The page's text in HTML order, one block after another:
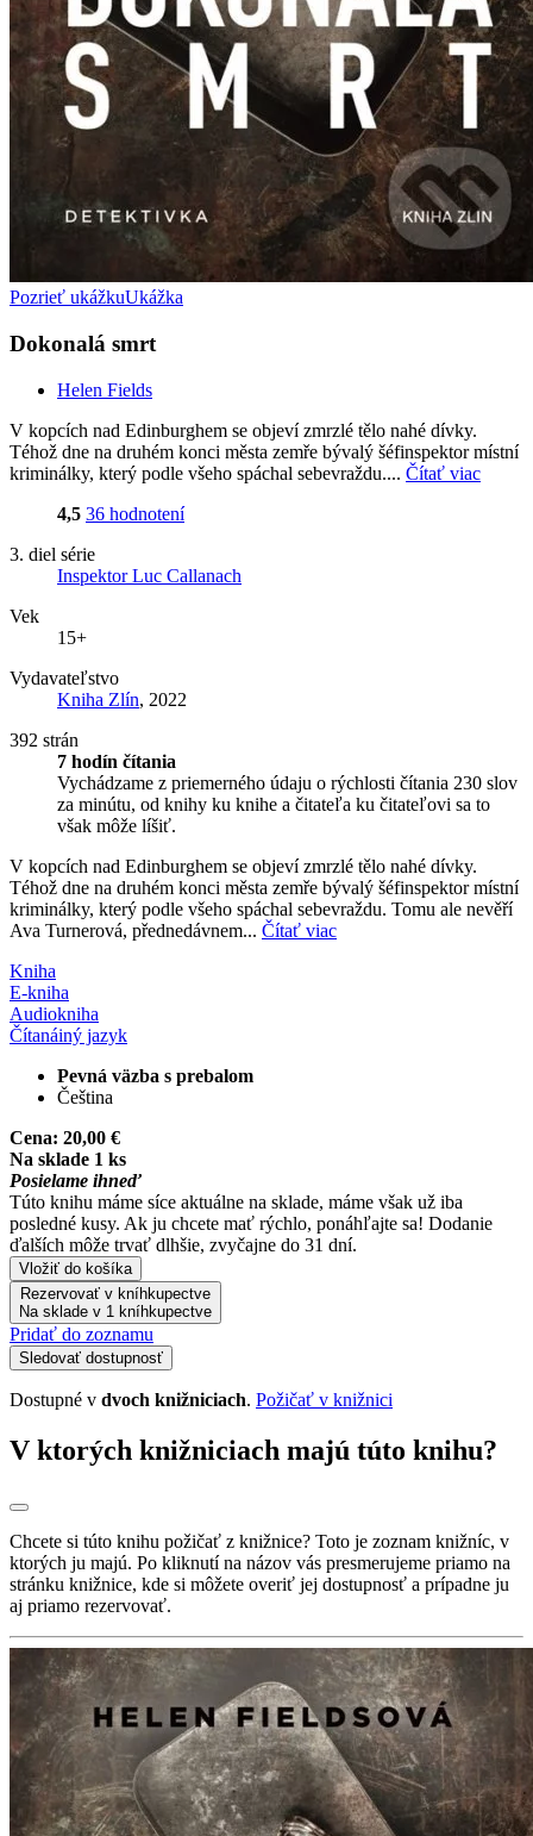
Pozrieť ukážkuUkážka
Dokonalá smrt
Helen Fields
V kopcích nad Edinburghem se objeví zmrzlé tělo nahé dívky.
Téhož dne na druhém konci města zemře bývalý šéfinspektor místní
kriminálky, který podle všeho spáchal sebevraždu.... Čítať viac
4,5 36 hodnotení
3. diel série
Inspektor Luc Callanach
Vek
15+
Vydavateľstvo
Kniha Zlín, 2022
392 strán
7 hodín čítania
Vychádzame z priemerného údaju o rýchlosti čítania 230 slov
za minútu, od knihy ku knihe a čitateľa ku čitateľovi sa to
však môže líšiť.
V kopcích nad Edinburghem se objeví zmrzlé tělo nahé dívky.
Téhož dne na druhém konci města zemře bývalý šéfinspektor místní
kriminálky, který podle všeho spáchal sebevraždu. Tomu ale nevěří
Ava Turnerová, přednedávnem... Čítať viac
Kniha
E-kniha
Audiokniha
Čítanáiný jazyk
Pevná väzba s prebalom
Čeština
Cena: 20,00 €
Na sklade 1 ks
Posielame ihneď
Túto knihu máme síce aktuálne na sklade, máme však už iba
posledné kusy. Ak ju chcete mať rýchlo, ponáhľajte sa! Dodanie
ďalších môže trvať dlhšie, zvyčajne do 31 dní.
Vložiť do košíka
Rezervovať v kníhkupectve
Na sklade v 1 kníhkupectve
Pridať do zoznamu
Sledovať dostupnosť
Dostupné v dvoch knižniciach. Požičať v knižnici
V ktorých knižniciach majú túto knihu?
Chcete si túto knihu požičať z knižnice? Toto je zoznam knižníc, v
ktorých ju majú. Po kliknutí na názov vás presmerujeme priamo na
stránku knižnice, kde si môžete overiť jej dostupnosť a prípadne ju
aj priamo rezervovať.